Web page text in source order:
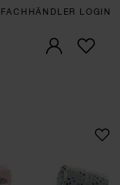
FACHHÄNDLER LOGIN